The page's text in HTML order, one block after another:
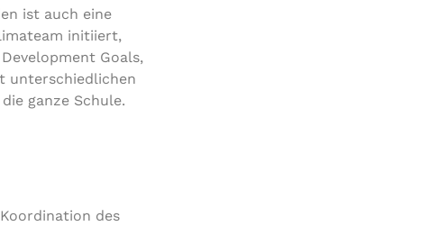
ist auch eine
initiiert,
Goals,
unterschiedlichen
ganze Schule.
des